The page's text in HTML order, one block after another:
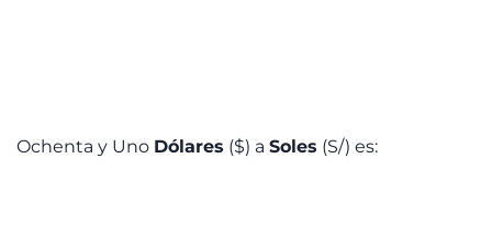
Ochenta y Uno Dólares ($) a Soles (S/) es: